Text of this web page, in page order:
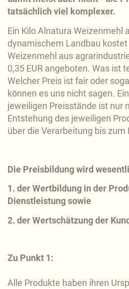
tatsächlich viel komplexer.
Ein Kilo Alnatura Weizenmehl
dynamischem Landbau kostet
Weizenmehl aus
0,35 EUR angeboten. Was ist
Welcher Preis ist fair oder
können es uns nicht sagen.
jeweiligen Preisstände ist nur
Entstehung des jeweiligen
über die Verarbeitung bis zum
Die Preisbildung wird
1. der Wertbildung in der
Dienstleistung sowie
2. der Wertschätzung der
Zu Punkt 1:
Alle Produkte haben ihren